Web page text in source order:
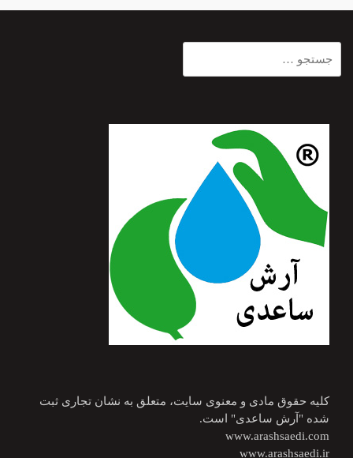
برای:
کلیه حقوق مادی و معنوی سایت، متعلق به نشان تجاری ثبت
شده "آرش ساعدی" است.
www.arashsaedi.com
www.arashsaedi.ir